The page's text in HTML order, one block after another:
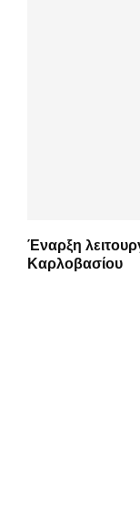
Έναρξη
Καρλοβασίου